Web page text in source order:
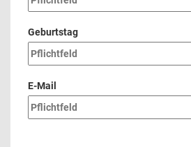
Geburtstag
E-Mail